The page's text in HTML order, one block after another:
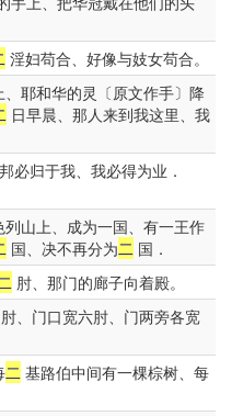
淫妇苟合、好像与妓女苟合。
耶和华的灵〔原文作手〕降
日早晨、那人来到我这里、我
邦必归于我、我必得为业．
山上、成为一国、有一王作
国、决不再分为二国．
肘、那门的廊子向着殿。
肘、门口宽六肘、门两旁各宽
二 基路伯中间有一棵棕树、每